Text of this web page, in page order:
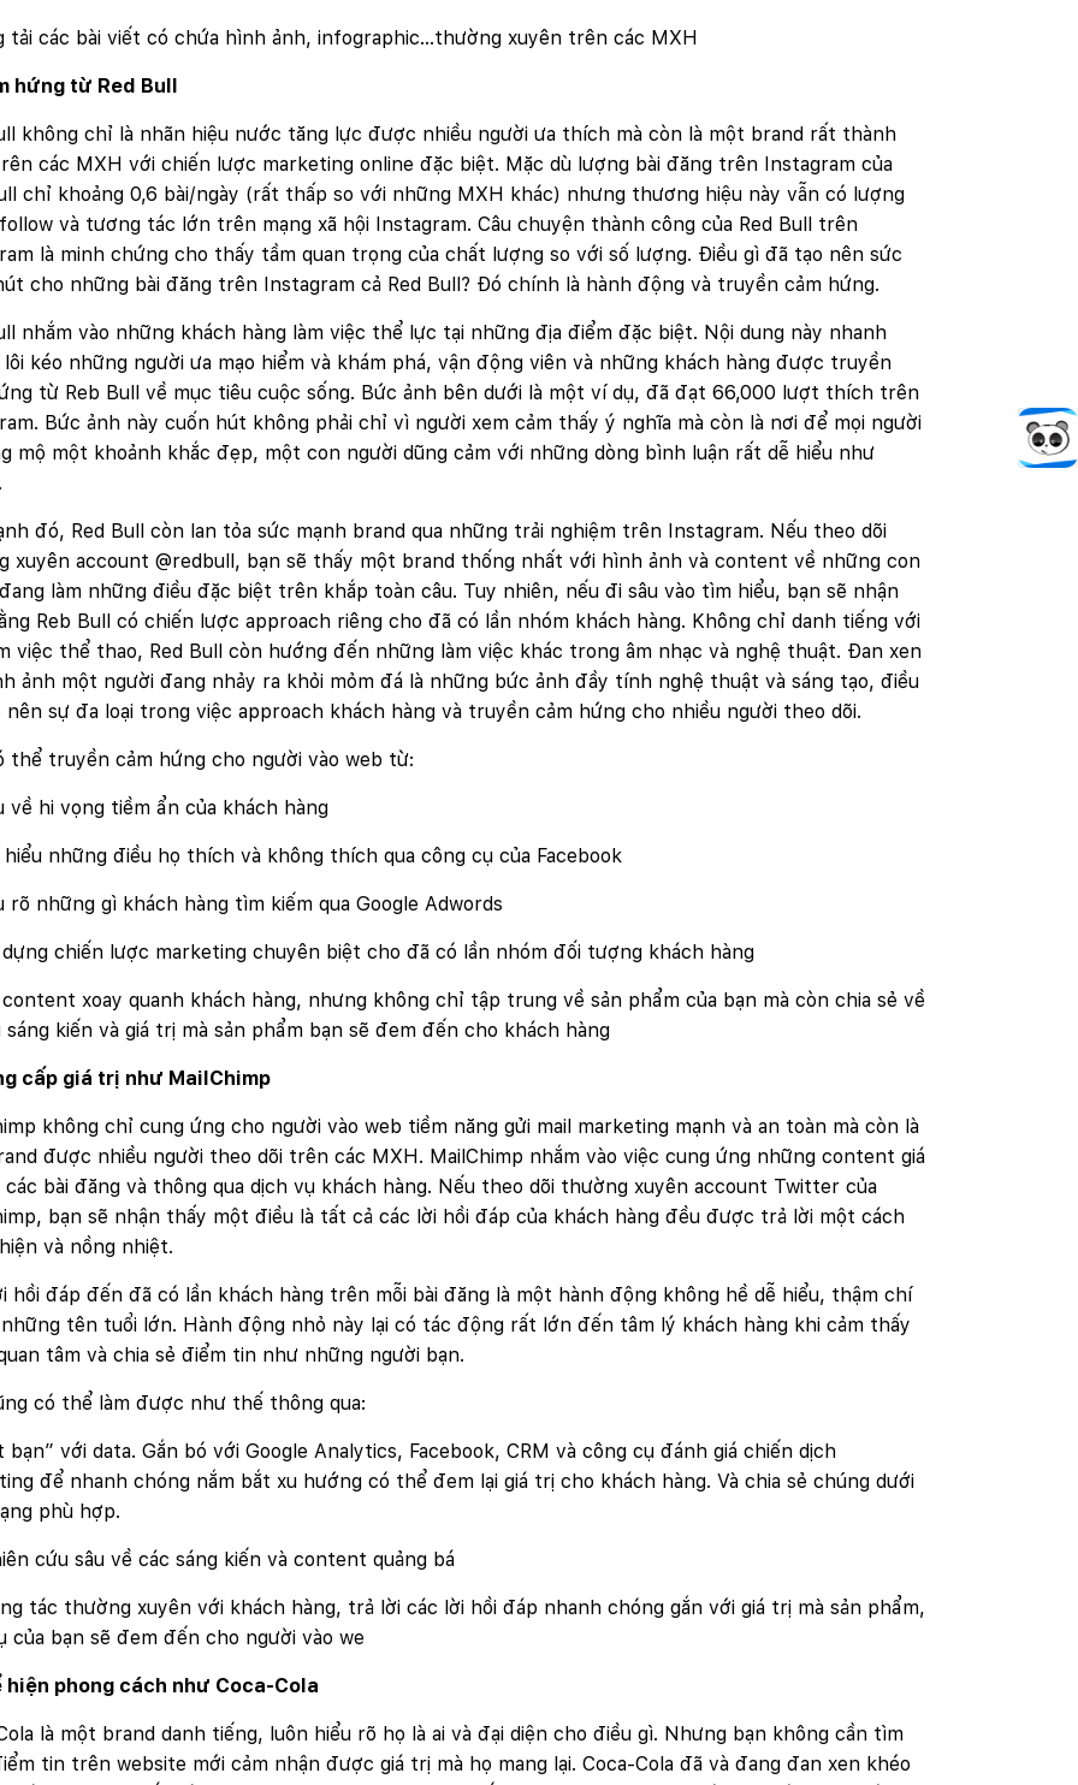
tải các bài viết có chứa hình ảnh, infographic…thường xuyên trên các MXH
hứng từ Red Bull
không chỉ là nhãn hiệu nước tăng lực được nhiều người ưa thích mà còn là một brand rất thành
các MXH với chiến lược marketing online đặc biệt. Mặc dù lượng bài đăng trên Instagram của
chỉ khoảng 0,6 bài/ngày (rất thấp so với những MXH khác) nhưng thương hiệu này vẫn có lượng
và tương tác lớn trên mạng xã hội Instagram. Câu chuyện thành công của Red Bull trên
là minh chứng cho thấy tầm quan trọng của chất lượng so với số lượng. Điều gì đã tạo nên sức
cho những bài đăng trên Instagram cả Red Bull? Đó chính là hành động và truyền cảm hứng.
nhắm vào những khách hàng làm việc thể lực tại những địa điểm đặc biệt. Nội dung này nhanh
kéo những người ưa mạo hiểm và khám phá, vận động viên và những khách hàng được truyền
từ Reb Bull về mục tiêu cuộc sống. Bức ảnh bên dưới là một ví dụ, đã đạt 66,000 lượt thích trên
Bức ảnh này cuốn hút không phải chỉ vì người xem cảm thấy ý nghĩa mà còn là nơi để mọi người
mộ một khoảnh khắc đẹp, một con người dũng cảm với những dòng bình luận rất dễ hiểu như
đó, Red Bull còn lan tỏa sức mạnh brand qua những trải nghiệm trên Instagram. Nếu theo dõi
xuyên account @redbull, bạn sẽ thấy một brand thống nhất với hình ảnh và content về những con
làm những điều đặc biệt trên khắp toàn câu. Tuy nhiên, nếu đi sâu vào tìm hiểu, bạn sẽ nhận
Reb Bull có chiến lược approach riêng cho đã có lần nhóm khách hàng. Không chỉ danh tiếng với
việc thể thao, Red Bull còn hướng đến những làm việc khác trong âm nhạc và nghệ thuật. Đan xen
ảnh một người đang nhảy ra khỏi mỏm đá là những bức ảnh đầy tính nghệ thuật và sáng tạo, điều
nên sự đa loại trong việc approach khách hàng và truyền cảm hứng cho nhiều người theo dõi.
thể truyền cảm hứng cho người vào web từ:
về hi vọng tiềm ẩn của khách hàng
những điều họ thích và không thích qua công cụ của Facebook
rõ những gì khách hàng tìm kiếm qua Google Adwords
chiến lược marketing chuyên biệt cho đã có lần nhóm đối tượng khách hàng
xoay quanh khách hàng, nhưng không chỉ tập trung về sản phẩm của bạn mà còn chia sẻ về
sáng kiến và giá trị mà sản phẩm bạn sẽ đem đến cho khách hàng
cấp giá trị như MailChimp
không chỉ cung ứng cho người vào web tiềm năng gửi mail marketing mạnh và an toàn mà còn là
được nhiều người theo dõi trên các MXH. MailChimp nhắm vào việc cung ứng những content giá
các bài đăng và thông qua dịch vụ khách hàng. Nếu theo dõi thường xuyên account Twitter của
bạn sẽ nhận thấy một điều là tất cả các lời hồi đáp của khách hàng đều được trả lời một cách
và nồng nhiệt.
hồi đáp đến đã có lần khách hàng trên mỗi bài đăng là một hành động không hề dễ hiểu, thậm chí
tên tuổi lớn. Hành động nhỏ này lại có tác động rất lớn đến tâm lý khách hàng khi cảm thấy
tâm và chia sẻ điểm tin như những người bạn.
có thể làm được như thế thông qua:
bạn” với data. Gắn bó với Google Analytics, Facebook, CRM và công cụ đánh giá chiến dịch
để nhanh chóng nắm bắt xu hướng có thể đem lại giá trị cho khách hàng. Và chia sẻ chúng dưới
phù hợp.
cứu sâu về các sáng kiến và content quảng bá
tác thường xuyên với khách hàng, trả lời các lời hồi đáp nhanh chóng gắn với giá trị mà sản phẩm,
của bạn sẽ đem đến cho người vào we
hiện phong cách như Coca-Cola
là một brand danh tiếng, luôn hiểu rõ họ là ai và đại diện cho điều gì. Nhưng bạn không cần tìm
tin trên website mới cảm nhận được giá trị mà họ mang lại. Coca-Cola đã và đang đan xen khéo
Quý khách vui lòng đăng nhập vào hệ thống quản lý dự án
để theo dõi tiến độ.
Website: quanly.mona.media
Mobile:
Tài khoản đã được Mona Media
cung cấp cho quý khách qua hệ
thống SMS tự động. Nếu cần hỗ trợ thêm xin vui lòng gọi1900